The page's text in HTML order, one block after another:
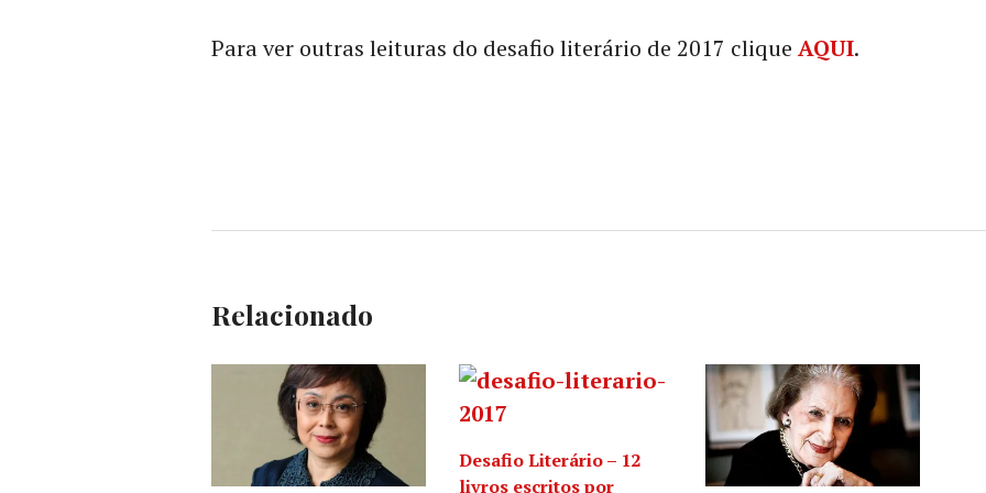
Para ver outras leituras do desafio literário de 2017 clique AQUI.
Relacionado
Desafio Literário – 12
livros escritos por